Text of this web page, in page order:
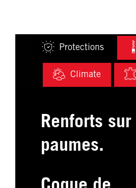
Protections
Climate
Renforts
paumes.